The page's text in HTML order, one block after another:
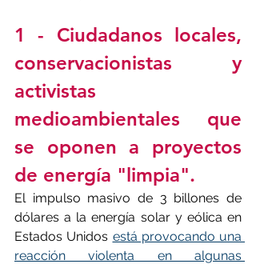
1 - Ciudadanos locales,
conservacionistas y
activistas
medioambientales que
se oponen a proyectos
de energía "limpia".
El impulso masivo de 3 billones de
dólares a la energía solar y eólica en
Estados Unidos está provocando una
reacción violenta en algunas